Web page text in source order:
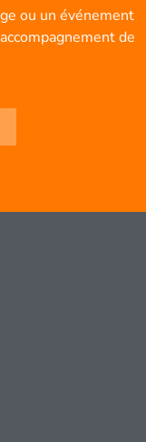
ou un événement
de